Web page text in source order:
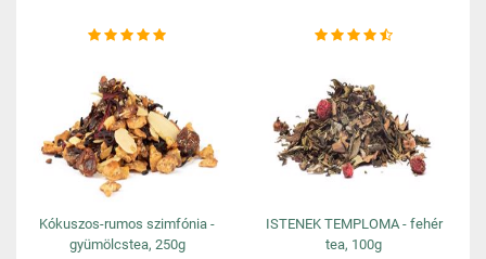
Kókuszos-rumos szimfónia -
gyümölcstea, 250g
ISTENEK TEMPLOMA - fehér
tea, 100g